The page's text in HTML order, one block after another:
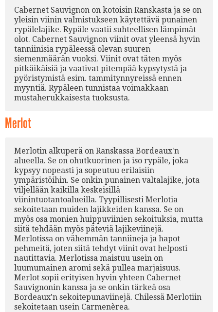
Cabernet Sauvignon on kotoisin Ranskasta ja se on
yleisin viinin valmistukseen käytettävä punainen
rypälelajike. Rypäle vaatii suhteellisen lämpimät
olot. Cabernet Sauvignon viinit ovat yleensä hyvin
tanniinisia rypäleessä olevan suuren
siemenmäärän vuoksi. Viinit ovat täten myös
pitkäikäisiä ja vaativat pitempää kypsytystä ja
pyöristymistä esim. tammitynnyreissä ennen
myyntiä. Rypäleen tunnistaa voimakkaan
mustaherukkaisesta tuoksusta.
Merlot
Merlotin alkuperä on Ranskassa Bordeaux'n
alueella. Se on ohutkuorinen ja iso rypäle, joka
kypsyy nopeasti ja sopeutuu erilaisiin
ympäristöihin. Se onkin punainen valtalajike, jota
viljellään kaikilla keskeisillä
viinintuotantoalueilla. Tyypillisesti Merlotia
sekoitetaan muiden lajikkeiden kanssa. Se on
myös osa monien huippuviinien sekoituksia, mutta
siitä tehdään myös päteviä lajikeviinejä.
Merlotissa on vähemmän tanniineja ja hapot
pehmeitä, joten siitä tehdyt viinit ovat helposti
nautittavia. Merlotissa maistuu usein on
luumumainen aromi sekä pullea marjaisuus.
Merlot sopii erityisen hyvin yhteen Cabernet
Sauvignonin kanssa ja se onkin tärkeä osa
Bordeaux'n sekoitepunaviinejä. Chilessä Merlotiin
sekoitetaan usein Carmenèrea.